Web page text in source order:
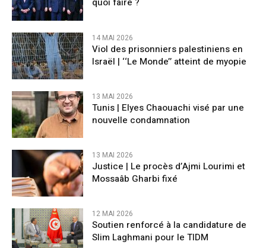
14 MAI 2026
Viol des prisonniers palestiniens en
Israël | ‘‘Le Monde’’ atteint de myopie
13 MAI 2026
Tunis | Elyes Chaouachi visé par une
nouvelle condamnation
13 MAI 2026
Justice | Le procès d’Ajmi Lourimi et
Mossaâb Gharbi fixé
12 MAI 2026
Soutien renforcé à la candidature de
Slim Laghmani pour le TIDM